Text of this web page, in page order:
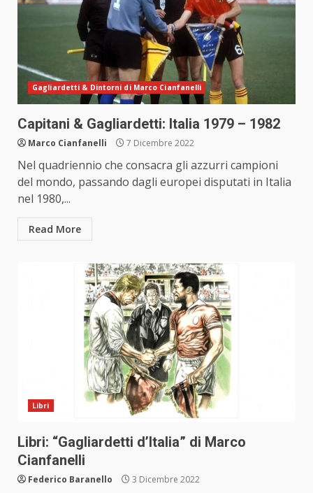
Gagliardetti & Dintorni di Marco Cianfanelli
Capitani & Gagliardetti: Italia 1979 – 1982
Marco Cianfanelli 7 Dicembre 2022
Nel quadriennio che consacra gli azzurri campioni
del mondo, passando dagli europei disputati in Italia
nel 1980,...
Read More
Libri
Libri: “Gagliardetti d’Italia” di Marco
Cianfanelli
Federico Baranello 3 Dicembre 2022